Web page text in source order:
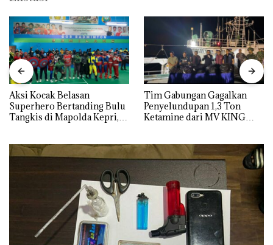
Aksi Kocak Belasan
Superhero Bertanding Bulu
Tangkis di Mapolda Kepri,
Tim Gabungan Gagalkan
Penyelundupan 1,3 Ton
Ketamine dari MV KING